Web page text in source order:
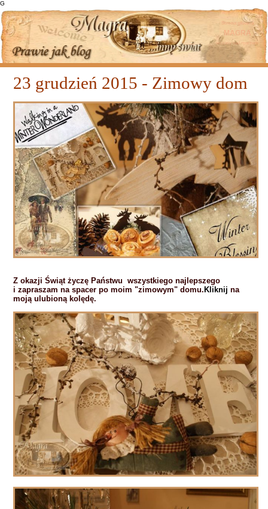
G
Strona główna
MAGRA
wczasy nad morzem
23 grudzień 2015 - Zimowy dom
Z okazji Świąt życzę Państwu wszystkiego najlepszego
i zapraszam na spacer po moim "zimowym" domu.Kliknij na
moją ulubioną kolędę.